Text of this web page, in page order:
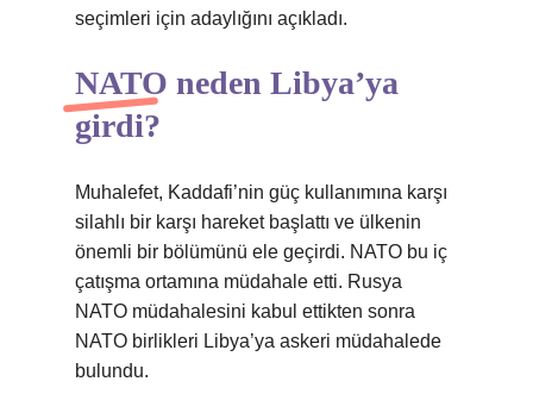
seçimleri için adaylığını açıkladı.
NATO neden Libya’ya
girdi?
Muhalefet, Kaddafi’nin güç kullanımına karşı
silahlı bir karşı hareket başlattı ve ülkenin
önemli bir bölümünü ele geçirdi. NATO bu iç
çatışma ortamına müdahale etti. Rusya
NATO müdahalesini kabul ettikten sonra
NATO birlikleri Libya’ya askeri müdahalede
bulundu.